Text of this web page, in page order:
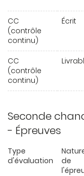
CC
(contrôle
continu)
Écrit
CC
(contrôle
continu)
Seconde
- Épreuves
Type
d'évaluation
de